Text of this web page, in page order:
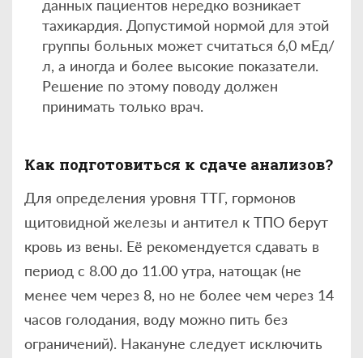
данных пациентов нередко возникает
тахикардия. Допустимой нормой для этой
группы больных может считаться 6,0 мЕд/
л, а иногда и более высокие показатели.
Решение по этому поводу должен
принимать только врач.
Как подготовиться к сдаче анализов?
Для определения уровня ТТГ, гормонов
щитовидной железы и антител к ТПО берут
кровь из вены. Её рекомендуется сдавать в
период с 8.00 до 11.00 утра, натощак (не
менее чем через 8, но не более чем через 14
часов голодания, воду можно пить без
ограничений). Накануне следует исключить